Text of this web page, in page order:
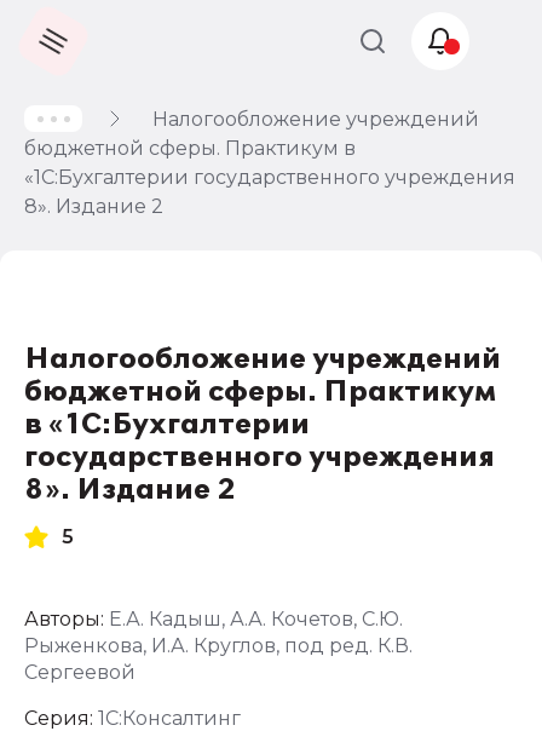
Налогообложение учреждений
бюджетной сферы. Практикум в
«1С:Бухгалтерии государственного учреждения
8». Издание 2
Налогообложение учреждений
бюджетной сферы. Практикум
в «1С:Бухгалтерии
государственного учреждения
8». Издание 2
5
Авторы: Е.А. Кадыш, А.А. Кочетов, С.Ю.
Рыженкова, И.А. Круглов, под ред. К.В.
Сергеевой
Серия: 1С:Консалтинг
Учет и
налогообложение
Автоматизация